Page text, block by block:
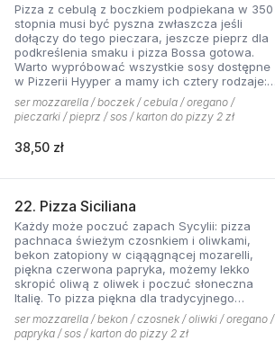
Pizza z cebulą z boczkiem podpiekana w 350
stopnia musi być pyszna zwłaszcza jeśli
dołączy do tego pieczara, jeszcze pieprz dla
podkreślenia smaku i pizza Bossa gotowa.
Warto wypróbować wszystkie sosy dostępne
w Pizzerii Hyyper a mamy ich cztery rodzaje:
pomidorowy łagodny, pomidorowy pikantny,
jogurtowo-czosnkowy oraz sos słodko-
kwaśny , każdy niepowtarzalny w smaku.
ser mozzarella / boczek / cebula / oregano /
pieczarki / pieprz / sos / karton do pizzy 2 zł
38,50 zł
22. Pizza Siciliana
Każdy może poczuć zapach Sycylii: pizza
pachnaca świeżym czosnkiem i oliwkami,
bekon zatopiony w ciąąągnącej mozarelli,
piękna czerwona papryka, możemy lekko
skropić oliwą z oliwek i poczuć słoneczna
Italię. To pizza piękna dla tradycyjnego
podniebienia
ser mozzarella / bekon / czosnek / oliwki / oregano /
papryka / sos / karton do pizzy 2 zł